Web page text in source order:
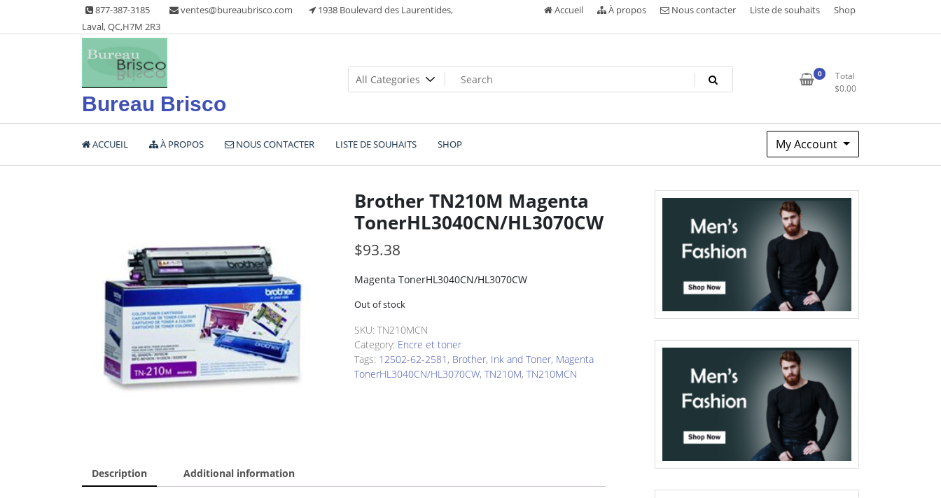
content
877-387-3185 ventes@bureaubrisco.com
1938 Boulevard des Laurentides,
Laval, QC,H7M 2R3
Accueil À propos Nous contacter Liste de souhaits Shop
Bureau Brisco
0
Total
$0.00
ACCUEIL À PROPOS NOUS CONTACTER LISTE DE SOUHAITS SHOP My Account
Brother TN210M Magenta
TonerHL3040CN/HL3070CW
$93.38
Magenta TonerHL3040CN/HL3070CW
Out of stock
SKU: TN210MCN
Category: Encre et toner
Tags: 12502-62-2581 , Brother, Ink and Toner, Magenta
TonerHL3040CN/HL3070CW, TN210M, TN210MCN
Description Additional information